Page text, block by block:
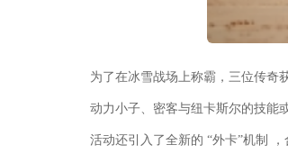
为了在冰雪战场上称霸，三位传奇
动力小子、密客与纽卡斯尔的技能
活动还引入了全新的 “外卡”机制